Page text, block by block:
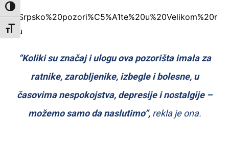
Toggle High Contrast
Toggle Font size
“Koliki su značaj i ulogu ova pozorišta imala za
ratnike, zarobljenike, izbegle i bolesne, u
časovima nespokojstva, depresije i nostalgije –
možemo samo da naslutimo”,rekla je ona.